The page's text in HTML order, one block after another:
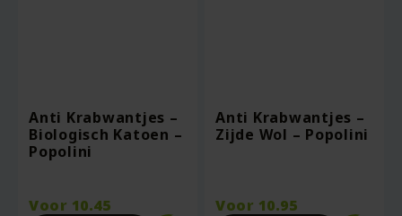
Anti Krabwantjes –
Biologisch Katoen –
Popolini
Voor 10.45
Anti Krabwantjes –
Zijde Wol – Popolini
Voor 10.95